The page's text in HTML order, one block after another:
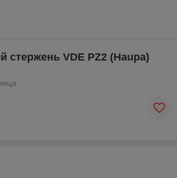
стержень VDE PZ2 (Haupa)